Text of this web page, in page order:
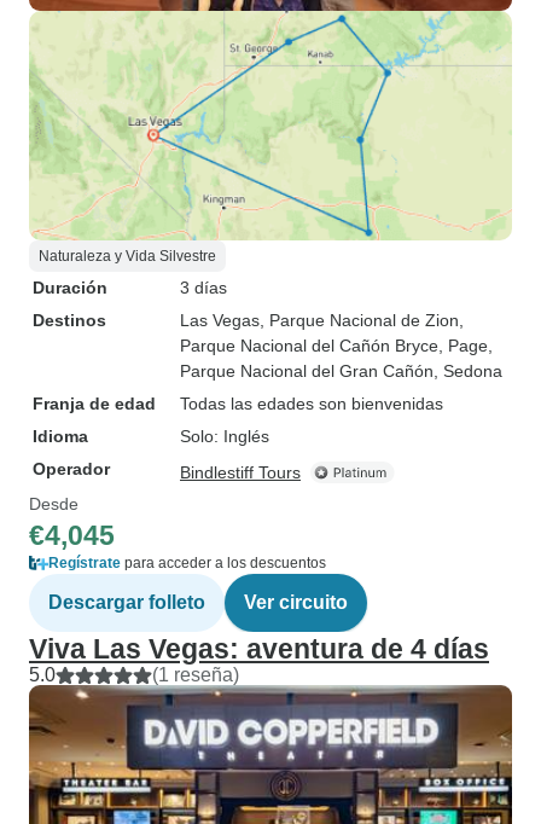
Naturaleza y Vida Silvestre
Duración
3 días
Destinos
Las Vegas , Parque Nacional de Zion
Parque Nacional del Cañón Bryce , Page
Parque Nacional del Gran Cañón , Sedona
Franja de edad
Todas las edades son bienvenidas
Idioma
Solo: Inglés
Operador
Bindlestiff Tours
Desde
€4,045
Regístrate para acceder a los descuentos
Descargar folleto Ver circuito
Viva Las Vegas: aventura de 4 días
5.0 (1 reseña)